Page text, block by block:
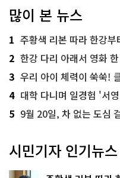
많이 본 뉴스
1 주황색 리본 따라 한강부터 메
2 한강 다리 아래서 영화
3 우리 아이 체력이 쑥쑥!
4 대학 다니며 일경험 '서
5 9월 20일, 차 없는 도심 걸어
시민기자 인기뉴스